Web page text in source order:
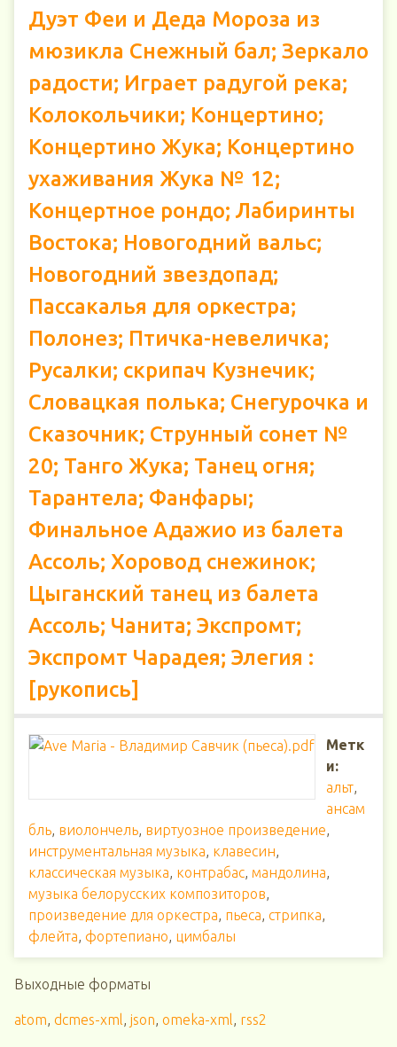
Дуэт Феи и Деда Мороза из
мюзикла Снежный бал; Зеркало
радости; Играет радугой река;
Колокольчики; Концертино;
Концертино Жука; Концертино
ухаживания Жука № 12;
Концертное рондо; Лабиринты
Востока; Новогодний вальс;
Новогодний звездопад;
Пассакалья для оркестра;
Полонез; Птичка-невеличка;
Русалки; скрипач Кузнечик;
Словацкая полька; Снегурочка и
Сказочник; Струнный сонет №
20; Танго Жука; Танец огня;
Тарантела; Фанфары;
Финальное Адажио из балета
Ассоль; Хоровод снежинок;
Цыганский танец из балета
Ассоль; Чанита; Экспромт;
Экспромт Чарадея; Элегия :
[рукопись]
Метк
и:
альт,
ансам
бль, виолончель, виртуозное произведение,
инструментальная музыка, клавесин,
классическая музыка, контрабас, мандолина,
музыка белорусских композиторов,
произведение для оркестра, пьеса, стрипка,
флейта, фортепиано, цимбалы
Выходные форматы
atom, dcmes-xml, json, omeka-xml, rss2